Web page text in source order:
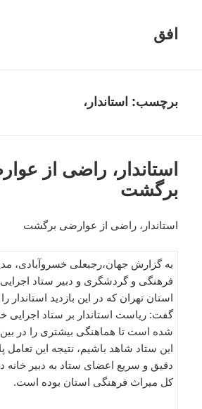
افق
برچسب: استاندار،
استاندار، راضی از
برگشت
استاندار، راضی از عوارضی برگشت
به گزارش جهان،رجبعلی خسروآبادی،
فرهنگی و گردشگری و دبیر ستاد
استان تهران که در این بازدید استاندار
گفت: ریاست استاندار بر ستاد
شده است تا هماهنگی بیشتری را در
این ستاد شاهد باشیم، نتیجه این
دقیق و سریع اعضای ستاد به دبیر خانه
کل میراث فرهنگی استان بوده است.